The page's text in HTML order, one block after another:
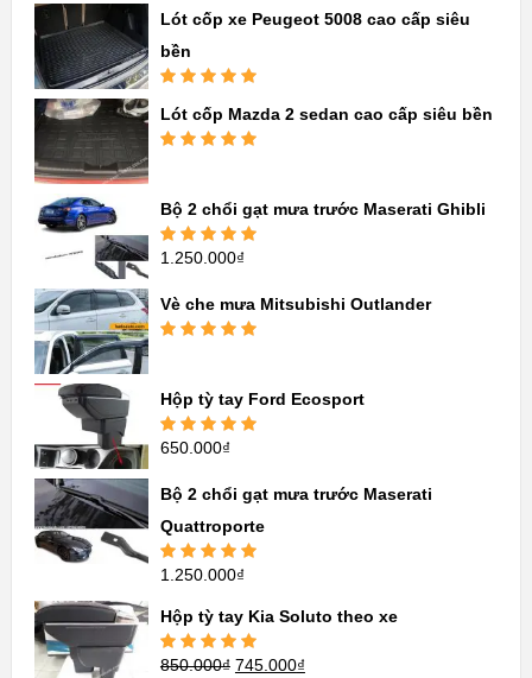
Lót cốp xe Peugeot 5008 cao cấp siêu
bền
hạng5.005
sao
Lót cốp Mazda 2 sedan cao cấp siêu bền
Bộ 2 chổi gạt mưa trước Maserati Ghibli
Được xếp
1.250.000₫
Vè che mưa Mitsubishi Outlander
Hộp tỳ tay Ford Ecosport
Được xếp
650.000₫
Bộ 2 chổi gạt mưa trước Maserati
Quattroporte
Được xếp
sao
1.250.000₫
Hộp tỳ tay Kia Soluto theo xe
Được xếp
850.000₫ 745.000₫